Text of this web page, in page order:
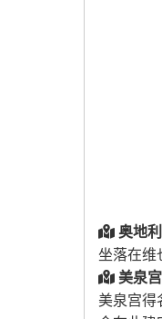
奥地
坐落在维
美泉宫
美泉宫得